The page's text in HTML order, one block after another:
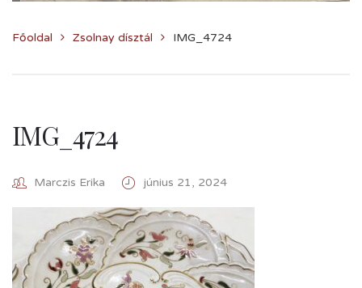
Főoldal Zsolnay dísztál IMG_4724
IMG_4724
Marczis Erika június 21, 2024